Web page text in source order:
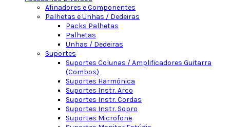
Afinadores e Componentes
Palhetas e Unhas / Dedeiras
Packs Palhetas
Palhetas
Unhas / Dedeiras
Suportes
Suportes Colunas / Amplificadores Guitarra
(Combos)
Suportes Harmónica
Suportes Instr. Arco
Suportes Instr. Cordas
Suportes Instr. Sopro
Suportes Microfone